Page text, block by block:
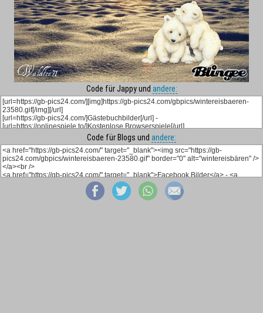
Code für Jappy und andere:
Code für Blogs und andere: